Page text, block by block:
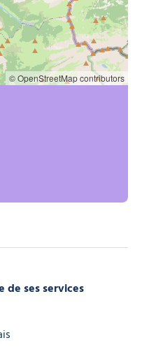
de ses services
© OpenStreetMap contributors